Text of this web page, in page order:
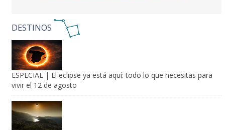
DESTINOS
ESPECIAL | El eclipse ya está aquí: todo lo que necesitas para
vivir el 12 de agosto